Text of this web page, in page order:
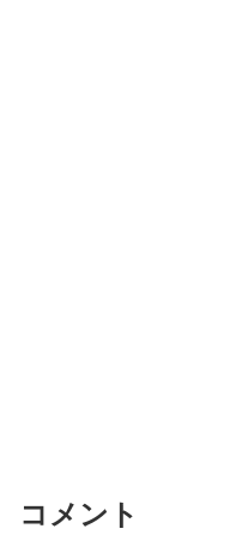
コメント